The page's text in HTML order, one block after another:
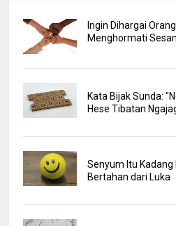
Ingin Dihargai
Menghormati
Kata Bijak Sunda:
Hese Tibatan
Senyum Itu Kadang
Bertahan dari Luka